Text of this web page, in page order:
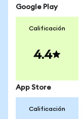
Google Play
Calificación
4.4
App Store
Calificación